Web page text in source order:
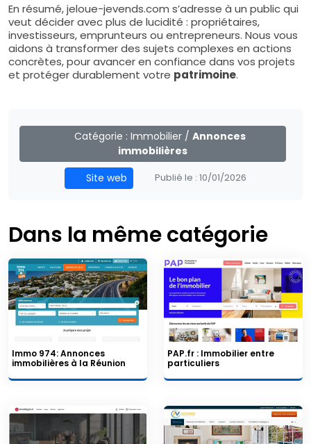
En résumé, jeloue-jevends.com s’adresse à un public qui
veut décider avec plus de lucidité : propriétaires,
investisseurs, emprunteurs ou entrepreneurs. Nous vous
aidons à transformer des sujets complexes en actions
concrètes, pour avancer en confiance dans vos projets
et protéger durablement votre patrimoine.
Catégorie :Immobilier /Annonces
immobilières
Site web
Publié le : 10/01/2026
Dans la même catégorie
Immo 974: Annonces
immobilières à la Réunion
PAP.fr : Immobilier entre
particuliers